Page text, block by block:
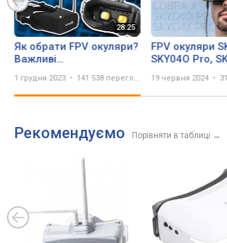
Як обрати FPV окуляри?
Важливі
порівняння Skyzone
Cobra, SKY04X V2,
1 грудня 2023 141 538 переглядів
FPV окуляри
SKY04O Pro,
Порівняння
19 червня 2024
Рекомендуємо Порівняти в таблиці →